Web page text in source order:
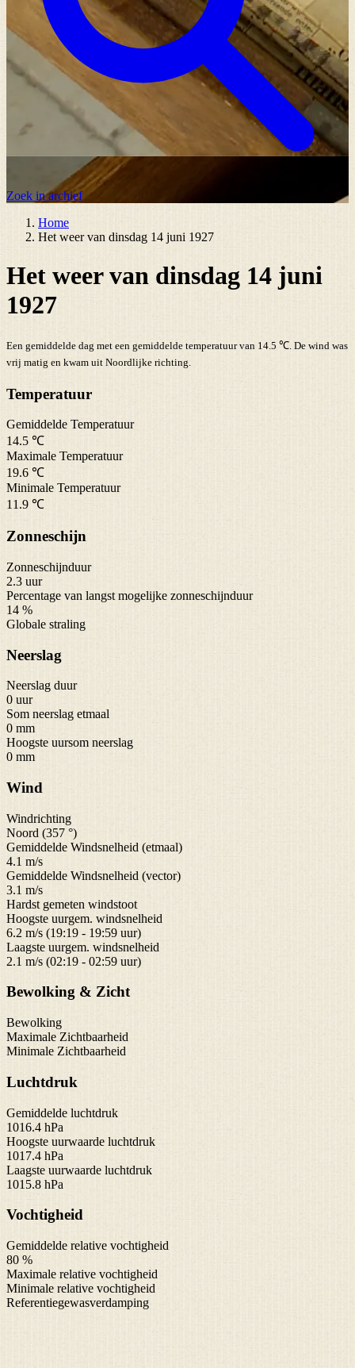
Zoek in archief
Home
Het weer van dinsdag 14 juni 1927
Het weer van dinsdag 14 juni
1927
Een gemiddelde dag met een gemiddelde temperatuur van 14.5 ℃. De wind was
vrij matig en kwam uit Noordlijke richting.
Temperatuur
Gemiddelde Temperatuur
14.5 ℃
Maximale Temperatuur
19.6 ℃
Minimale Temperatuur
11.9 ℃
Zonneschijn
Zonneschijnduur
2.3 uur
Percentage van langst mogelijke zonneschijnduur
14 %
Globale straling
Neerslag
Neerslag duur
0 uur
Som neerslag etmaal
0 mm
Hoogste uursom neerslag
0 mm
Wind
Windrichting
Noord (357 °)
Gemiddelde Windsnelheid (etmaal)
4.1 m/s
Gemiddelde Windsnelheid (vector)
3.1 m/s
Hardst gemeten windstoot
Hoogste uurgem. windsnelheid
6.2 m/s (19:19 - 19:59 uur)
Laagste uurgem. windsnelheid
2.1 m/s (02:19 - 02:59 uur)
Bewolking & Zicht
Bewolking
Maximale Zichtbaarheid
Minimale Zichtbaarheid
Luchtdruk
Gemiddelde luchtdruk
1016.4 hPa
Hoogste uurwaarde luchtdruk
1017.4 hPa
Laagste uurwaarde luchtdruk
1015.8 hPa
Vochtigheid
Gemiddelde relative vochtigheid
80 %
Maximale relative vochtigheid
Minimale relative vochtigheid
Referentiegewasverdamping